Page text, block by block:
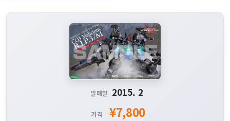
발매일 2015. 2
가격 ¥7,800